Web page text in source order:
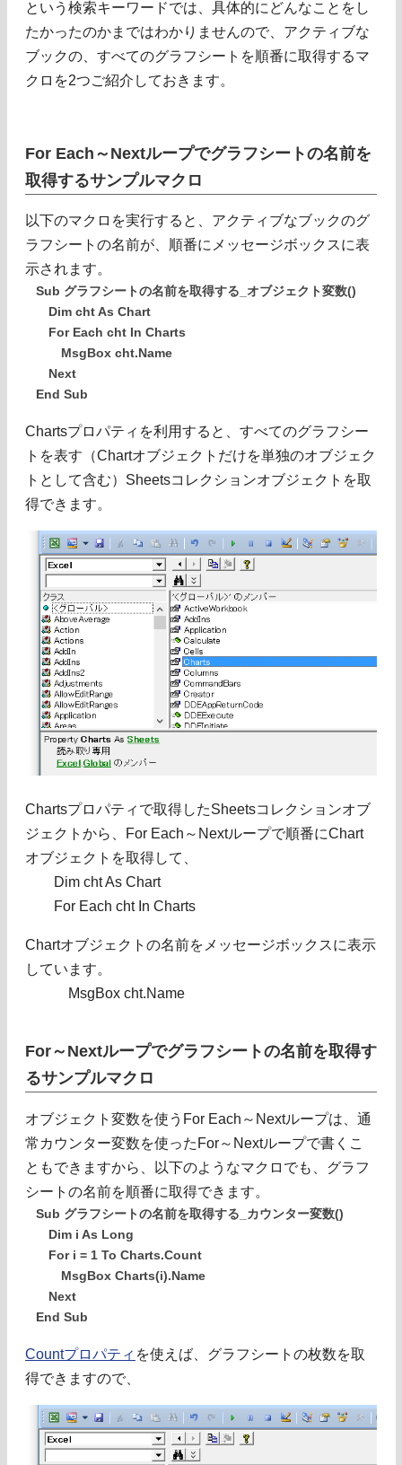
という検索キーワードでは、具体的にどんなことをし
たかったのかまではわかりませんので、アクティブな
ブックの、すべてのグラフシートを順番に取得するマ
クロを2つご紹介しておきます。
For Each～Nextループでグラフシートの名前を
取得するサンプルマクロ
以下のマクロを実行すると、アクティブなブックのグ
ラフシートの名前が、順番にメッセージボックスに表
示されます。
Sub グラフシートの名前を取得する_オブジェクト変数()
Dim cht As Chart
For Each cht In Charts
MsgBox cht.Name
Next
End Sub
Chartsプロパティを利用すると、すべてのグラフシー
トを表す（Chartオブジェクトだけを単独のオブジェク
トとして含む）Sheetsコレクションオブジェクトを取
得できます。
Chartsプロパティで取得したSheetsコレクションオブ
ジェクトから、For Each～Nextループで順番にChart
オブジェクトを取得して、
Dim cht As Chart
For Each cht In Charts
Chartオブジェクトの名前をメッセージボックスに表示
しています。
MsgBox cht.Name
For～Nextループでグラフシートの名前を取得す
るサンプルマクロ
オブジェクト変数を使うFor Each～Nextループは、通
常カウンター変数を使ったFor～Nextループで書くこ
ともできますから、以下のようなマクロでも、グラフ
シートの名前を順番に取得できます。
Sub グラフシートの名前を取得する_カウンター変数()
Dim i As Long
For i = 1 To Charts.Count
MsgBox Charts(i).Name
Next
End Sub
Countプロパティ を使えば、グラフシートの枚数を取
得できますので、